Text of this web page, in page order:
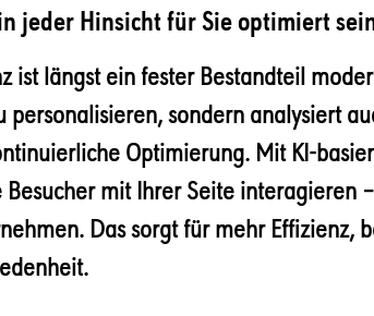
jeder Hinsicht für Sie optimiert
ist längst ein fester Bestandteil
personalisieren, sondern analysiert
Optimierung. Mit KI-
Besucher mit Ihrer Seite interagieren
Das sorgt für mehr Effizienz,